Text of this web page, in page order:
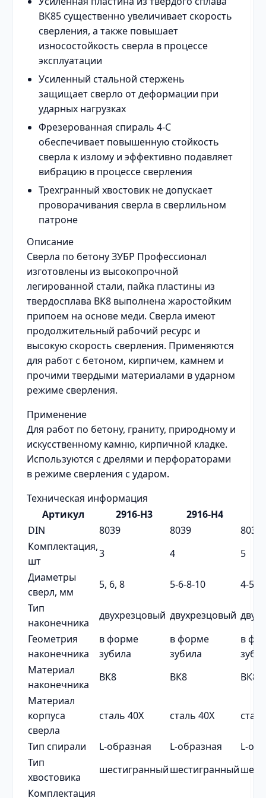
ВК85 существенно увеличивает скорость
сверления, а также повышает
износостойкость сверла в процессе
эксплуатации
Усиленный стальной стержень
защищает сверло от деформации при
ударных нагрузках
Фрезерованная спираль 4-С
обеспечивает повышенную стойкость
сверла к излому и эффективно подавляет
вибрацию в процессе сверления
Трехгранный хвостовик не допускает
проворачивания сверла в сверлильном
патроне
Описание
Сверла по бетону ЗУБР Профессионал
изготовлены из высокопрочной
легированной стали, пайка пластины из
твердосплава ВК8 выполнена жаростойким
припоем на основе меди. Сверла имеют
продолжительный рабочий ресурс и
высокую скорость сверления. Применяются
для работ с бетоном, кирпичем, камнем и
прочими твердыми материалами в ударном
режиме сверления.
Применение
Для работ по бетону, граниту, природному и
искусственному камню, кирпичной кладке.
Используются с дрелями и перфораторами
в режиме сверления с ударом.
Техническая информация
Артикул
2916-H3 2916-H4
DIN
8039 8039
8039
Комплектация,
шт
3 4
5
Диаметры
сверл, мм
5, 6, 8 5-6-8-10
4-5-
Тип
наконечника
двухрезцовый двухрезцовый
Геометрия
наконечника
в форме
зубила
в форме
зубила
в
Материал
наконечника
ВК8 ВК8
ВК8
Материал
корпуса
сверла
сталь 40Х сталь 40Х
Тип спирали L-образная L-образная
L-
Тип
хвостовика
шестигранныйшестигранный
Комплектация